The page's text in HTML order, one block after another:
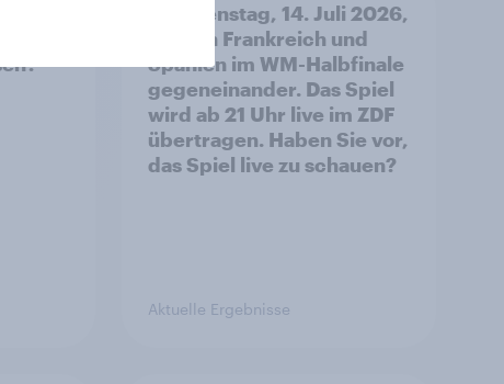
Am Dienstag, 14. Juli 2026,
spielen Frankreich und
Spanien im WM-Halbfinale
gegeneinander. Das Spiel
wird ab 21 Uhr live im ZDF
übertragen. Haben Sie vor,
das Spiel live zu schauen?
Aktuelle Ergebnisse